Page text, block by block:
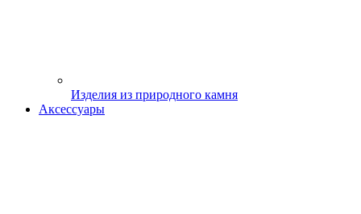
Изделия из природного камня
Аксессуары